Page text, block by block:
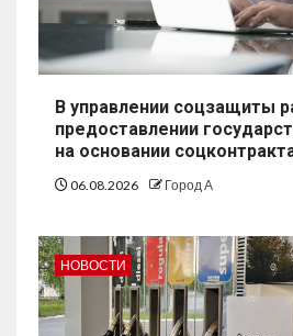
В управлении соцзащиты
предоставлении
на основании
06.08.2026 Город А
НОВОСТИ